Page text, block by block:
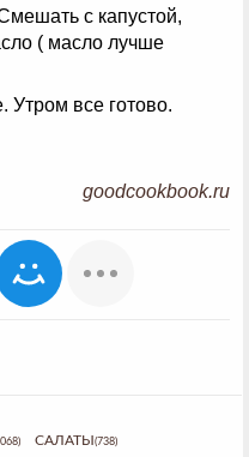
с капустой,
( масло лучше
Утром все готово.
goodcookbook.ru
САЛАТЫ(738)